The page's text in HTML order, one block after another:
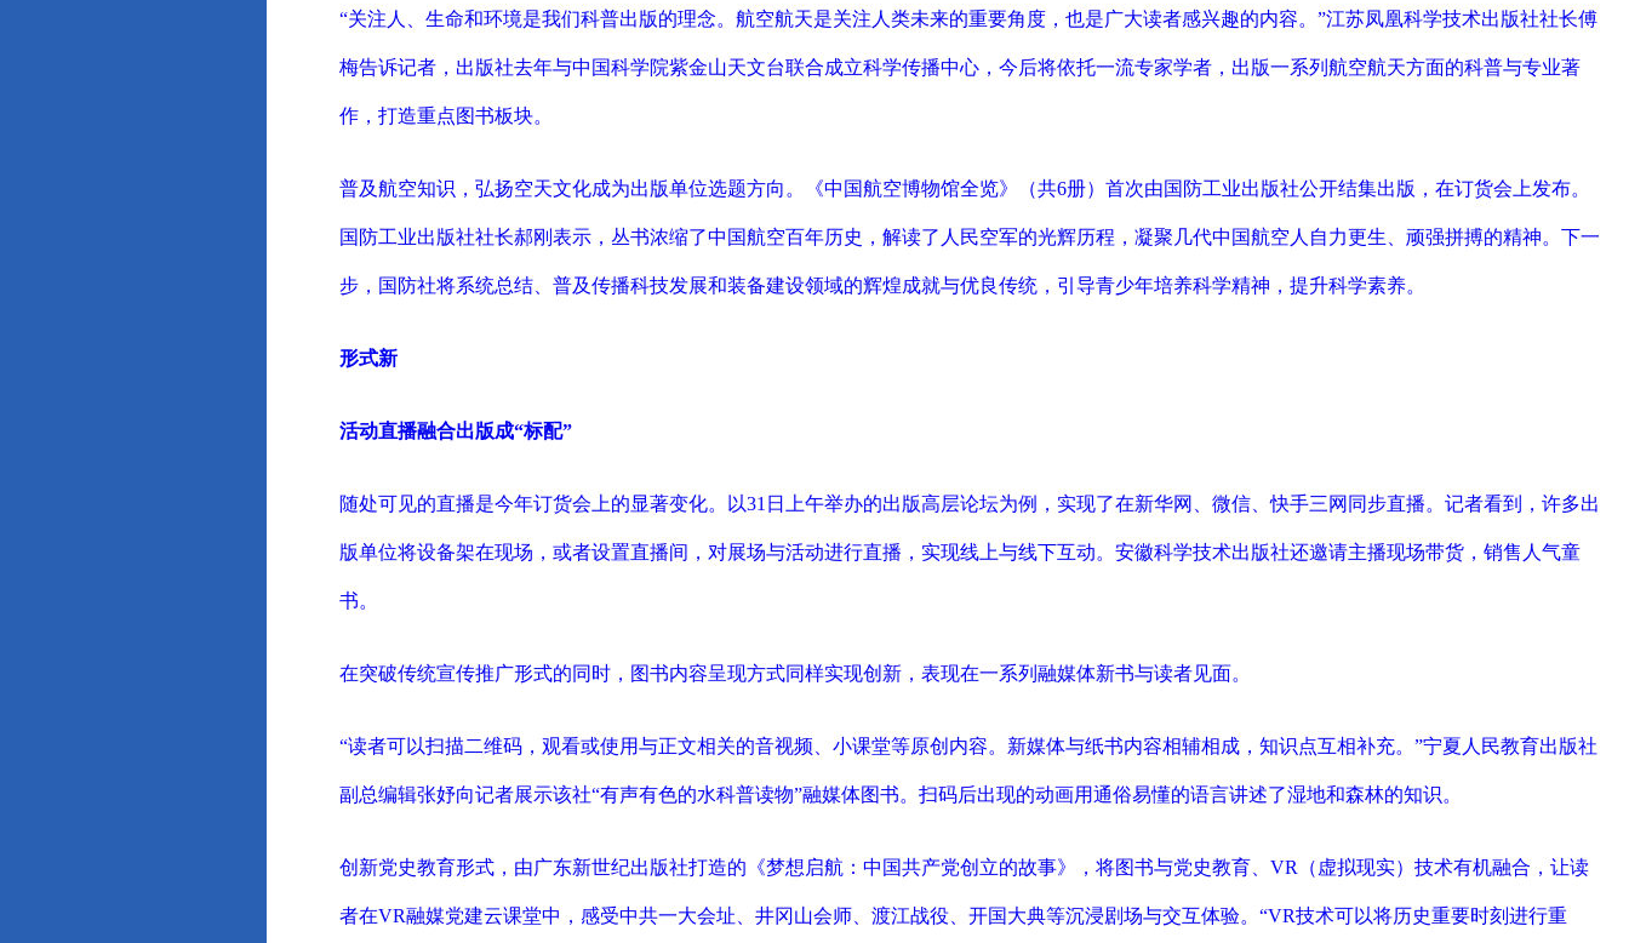
“关注人、生命和环境是我们科普出版的理念。航空航天是关注人类未来的重要角度，也是广大读者感兴趣的内容。”江苏凤凰科学技术出版社社长傅
梅告诉记者，出版社去年与中国科学院紫金山天文台联合成立科学传播中心，今后将依托一流专家学者，出版一系列航空航天方面的科普与专业著
作，打造重点图书板块。
普及航空知识，弘扬空天文化成为出版单位选题方向。《中国航空博物馆全览》（共6册）首次由国防工业出版社公开结集出版，在订货会上发布。
国防工业出版社社长郝刚表示，丛书浓缩了中国航空百年历史，解读了人民空军的光辉历程，凝聚几代中国航空人自力更生、顽强拼搏的精神。下一
步，国防社将系统总结、普及传播科技发展和装备建设领域的辉煌成就与优良传统，引导青少年培养科学精神，提升科学素养。
形式新
活动直播融合出版成“标配”
随处可见的直播是今年订货会上的显著变化。以31日上午举办的出版高层论坛为例，实现了在新华网、微信、快手三网同步直播。记者看到，许多出
版单位将设备架在现场，或者设置直播间，对展场与活动进行直播，实现线上与线下互动。安徽科学技术出版社还邀请主播现场带货，销售人气童
书。
在突破传统宣传推广形式的同时，图书内容呈现方式同样实现创新，表现在一系列融媒体新书与读者见面。
“读者可以扫描二维码，观看或使用与正文相关的音视频、小课堂等原创内容。新媒体与纸书内容相辅相成，知识点互相补充。”宁夏人民教育出版社
副总编辑张妤向记者展示该社“有声有色的水科普读物”融媒体图书。扫码后出现的动画用通俗易懂的语言讲述了湿地和森林的知识。
创新党史教育形式，由广东新世纪出版社打造的《梦想启航：中国共产党创立的故事》，将图书与党史教育、VR（虚拟现实）技术有机融合，让读
者在VR融媒党建云课堂中，感受中共一大会址、井冈山会师、渡江战役、开国大典等沉浸剧场与交互体验。“VR技术可以将历史重要时刻进行重